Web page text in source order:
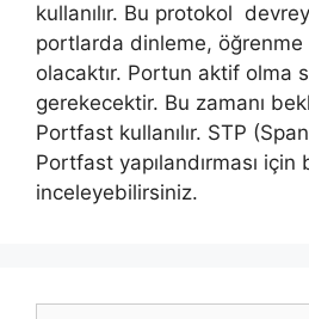
kullanılır. Bu protokol
portlarda dinleme,
olacaktır. Portun aktif olma
gerekecektir. Bu zamanı
Portfast kullanılır. STP
Portfast yapılandırması için
inceleyebilirsiniz.